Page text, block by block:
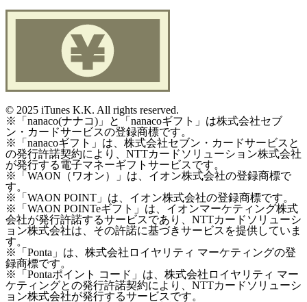
© 2025 iTunes K.K. All rights reserved.
※「nanaco(ナナコ)」と「nanacoギフト」は株式会社セブ
ン・カードサービスの登録商標です。
※「nanacoギフト」は、株式会社セブン・カードサービスと
の発行許諾契約により、NTTカードソリューション株式会社
が発行する電子マネーギフトサービスです。
※「WAON（ワオン）」は、イオン株式会社の登録商標で
す。
※「WAON POINT」は、イオン株式会社の登録商標です。
※「WAON POINTeギフト」は、イオンマーケティング株式
会社が発行許諾するサービスであり、NTTカードソリューシ
ョン株式会社は、その許諾に基づきサービスを提供していま
す。
※「Ponta」は、株式会社ロイヤリティ マーケティングの登
録商標です。
※「Pontaポイント コード」は、株式会社ロイヤリティ マー
ケティングとの発行許諾契約により、NTTカードソリューシ
ョン株式会社が発行するサービスです。